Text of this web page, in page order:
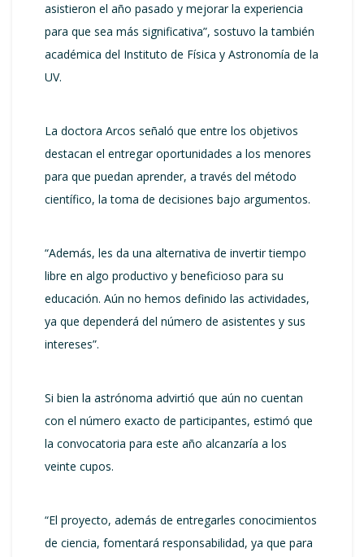
asistieron el año pasado y mejorar la experiencia
para que sea más significativa”, sostuvo la también
académica del Instituto de Física y Astronomía de la
UV.
La doctora Arcos señaló que entre los objetivos
destacan el entregar oportunidades a los menores
para que puedan aprender, a través del método
científico, la toma de decisiones bajo argumentos.
“Además, les da una alternativa de invertir tiempo
libre en algo productivo y beneficioso para su
educación. Aún no hemos definido las actividades,
ya que dependerá del número de asistentes y sus
intereses”.
Si bien la astrónoma advirtió que aún no cuentan
con el número exacto de participantes, estimó que
la convocatoria para este año alcanzaría a los
veinte cupos.
“El proyecto, además de entregarles conocimientos
de ciencia, fomentará responsabilidad, ya que para